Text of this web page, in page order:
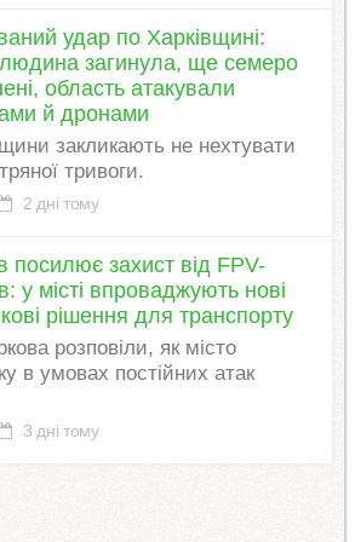
удар по Харківщині:
загинула, ще семеро
область атакували
й дронами
закликають не нехтувати
тривоги.
2 дні тому
посилює захист від FPV-
у місті впроваджують нові
рішення для транспорту
розповіли, як місто
в умовах постійних атак
3 дні тому